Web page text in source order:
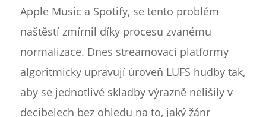
Apple Music a Spotify, se tento problém
naštěstí zmírnil díky procesu zvanému
normalizace. Dnes streamovací platformy
algoritmicky upravují úroveň LUFS hudby tak,
aby se jednotlivé skladby výrazně nelišily v
decibelech bez ohledu na to, jaký žánr